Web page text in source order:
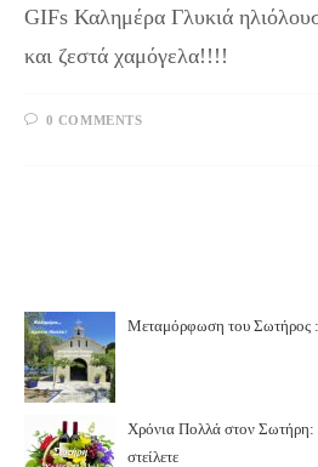
GIFs Καλημέρα Γλυκιά
και ζεστά
0 COMMENTS
Μεταμόρφωση του
Χρόνια Πολλά στον Σωτήρη:
στείλετε